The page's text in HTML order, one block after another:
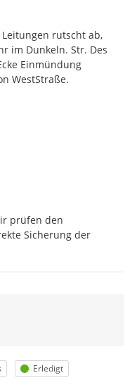
rutscht ab,
im Dunkeln. Str. Des
Einmündung
WestStraße.
prüfen den
Sicherung der
Status
Erledigt